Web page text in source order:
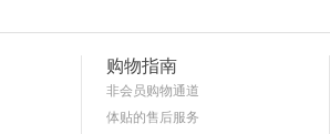
购物指南
非会员购物通道
体贴的售后服务